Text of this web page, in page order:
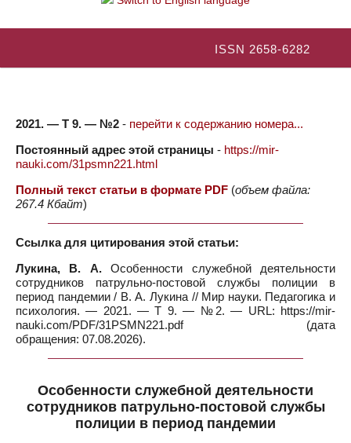
ISSN 2658-6282
2021. — Т 9. — №2 - перейти к содержанию номера...
Постоянный адрес этой страницы - https://mir-
nauki.com/31psmn221.html
Полный текст статьи в формате PDF (объем файла:
267.4 Кбайт)
Ссылка для цитирования этой статьи:
Лукина, В. А.Особенности служебной деятельности
сотрудников патрульно-постовой службы полиции в
период пандемии / В. А. Лукина // Мир науки. Педагогика и
психология. — 2021. — Т 9. — №2. — URL: https://mir-
nauki.com/PDF/31PSMN221.pdf (дата
обращения: 07.08.2026).
Особенности служебной деятельности
сотрудников патрульно-постовой службы
полиции в период пандемии